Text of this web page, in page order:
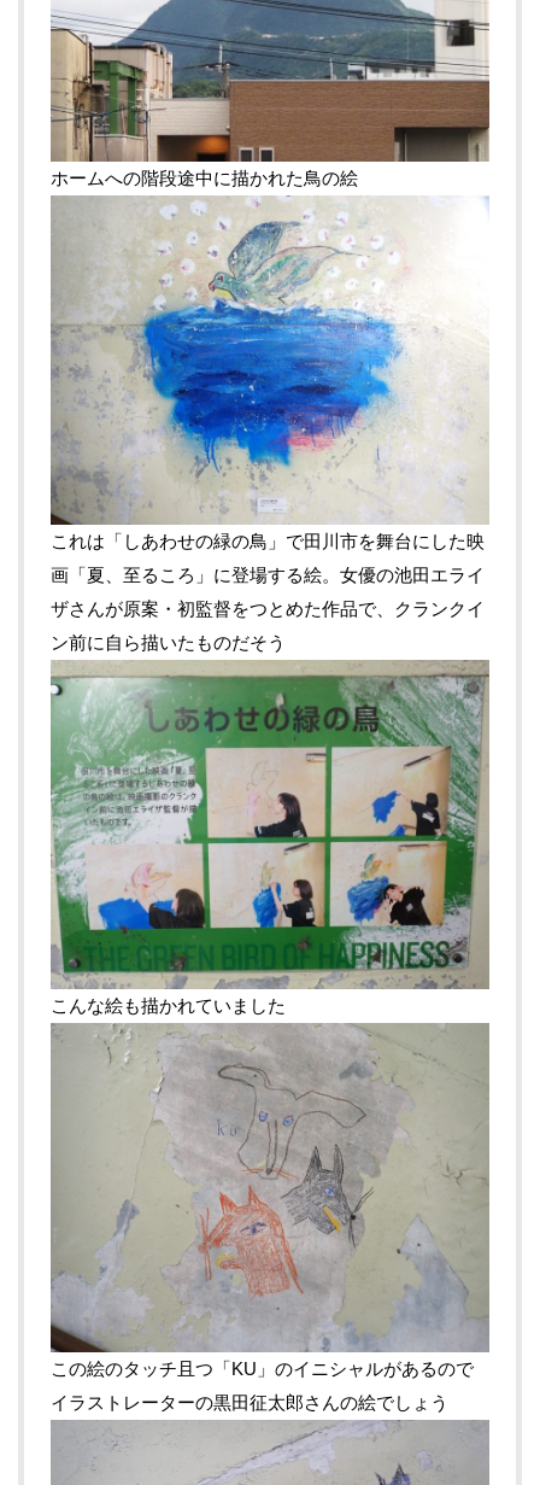
ホームへの階段途中に描かれた鳥の絵
これは「しあわせの緑の鳥」で田川市を舞台にした映
画「夏、至るころ」に登場する絵。女優の池田エライ
ザさんが原案・初監督をつとめた作品で、クランクイ
ン前に自ら描いたものだそう
こんな絵も描かれていました
この絵のタッチ且つ「KU」のイニシャルがあるので
イラストレーターの黒田征太郎さんの絵でしょう